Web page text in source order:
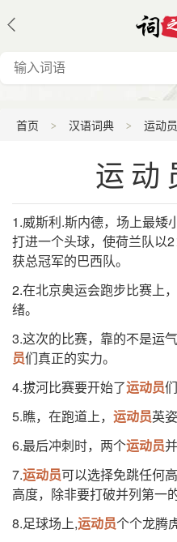
首页 汉语词典 运动员
运动
1.威斯利.斯内德，场上最矮
打进一个头球，使荷兰队以
获总冠军的巴西队。
2.在北京奥运会跑步比赛上
绪。
3.这次的比赛，靠的不是运
员们真正的实力。
4.拔河比赛要开始了运动员
5.瞧，在跑道上， 运动员英
6.最后冲刺时，两个运动员
7.运动员可以选择免跳任何
高度，除非要打破并列第一
8.足球场上,运动员个个龙腾